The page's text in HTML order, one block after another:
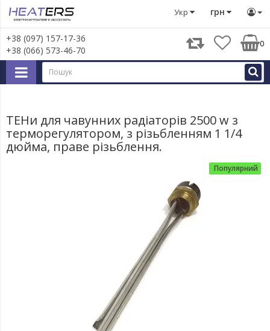
грн
Укр
+38 (097) 157-17-36
+38 (066) 573-46-70
0
Тени Тени в радіатори та сушки для рушників ТЕНи
ТЕНи для чавунних радіаторів 2500 w з
терморегулятором, з різьбленням 1 1/4
дюйма, праве різьблення.
Популярний